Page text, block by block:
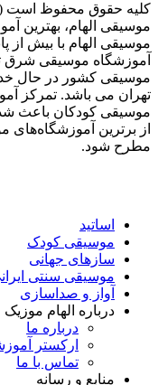
موسیقی الهام، بهترین
موسیقی الهام با بیش از
آموزشگاه موسیقی شرق
موسیقی کشور در حال
تهران می باشد. تمرکز
موسیقی کودکان باعث
از برترین
مطرح شود.
اساتید
موسیقی کودک
سازهای جهانی
موسیقی سنتی
آواز و صداسازی
درباره الهام موزیک
درباره ما
ارکستر
تماس با ما
منابع و رسانه